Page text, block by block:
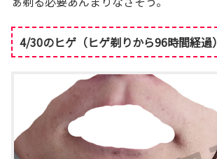
4/30のヒゲ（ヒゲ剃りから96時間経過）